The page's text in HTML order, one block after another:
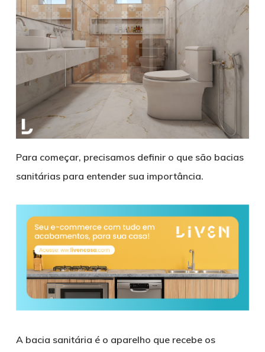
Para começar, precisamos definir o que são bacias
sanitárias para entender sua importância.
A bacia sanitária é o aparelho que recebe os